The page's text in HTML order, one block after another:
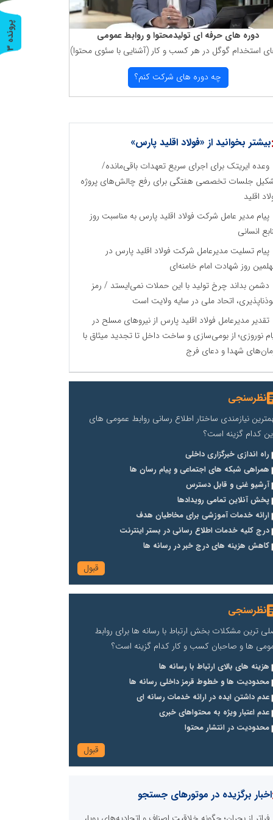
دوره های حرفه ای تولیدمحتوا و روابط عمومی
استخدام گوگل در هر كسب و كار (آشنایی با سئوی محتوا)
چه دوره های شركت كنم؟
بیشتر بخوانید از «فولاد اقلید پارس»
وعده ایریتک برای اجرای سریع تعهدات باقی‌مانده/
جلسات تخصصی هفتگی برای رفع چالش‌های پروژه
اقلید
پیام مدیر عامل شرکت فولاد اقلید پارس به مناسبت روز
انسانی
پیام تسلیت مدیرعامل شرکت فولاد اقلید پارس در
روز شهادت امام خامنه‌ای
دشمن بداند چرخ تولید با این حملات نمی‌ایستد / رمز
اتحاد ملی در سایه ولایت است
تقدیر مدیرعامل فولاد اقلید پارس از نیروهای مسلح در
نوروزی؛ از بومی‌سازی و ساخت داخل تا تجدید میثاق با
شهدا و دعای فرج
نظرسنجی
نیازمندی ساختار اطلاع رسانی روابط عمومی های
کدام گزینه است؟
راه اندازی خبرگزاری داخلی
همراهی شبکه های اجتماعی و پیام رسان ها
آرشیو غنی و قابل دسترس
پخش آنلاین تمامی رویدادها
ارائه خدمات آموزشی برای مخاطیان هدف
درج کلیه خدمات اطلاع رسانی در بستر اینترنت
کاهش هزینه های درج خبر در رسانه ها
نظرسنجی
ترین مشکلات بخش ارتباط با رسانه ها برای روابط
ها و صاحبان کسب و کار کدام گزینه است؟
هزینه های بالای ارتباط با رسانه ها
محدودیت ها و خطوط قرمز داخلی رسانه ها
عدم داشتن ایده در ارائه خدمات رسانه ای
عدم اعتبار ویژه به محتواهای خبری
محدودیت در انتشار محتوا
اخبار برگزیده در موتورهای جستجو
پ
ر
و
ن
د
ه
3